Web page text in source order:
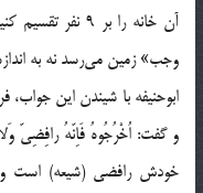
آن خانه را بر
وجب» زمين مي‌رسد نه به
ابوحنيفه با شيندن اين جواب،
و گفت: اُخْرُجُوهُ فَاِنّهُ رافِضِيّ